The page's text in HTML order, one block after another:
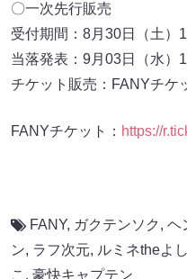
〇一次先行販売
受付期間：8月30日（土）
当落発表：9月03日（水）
チケット販売：FANYチケ
FANYチケット： https://
FANY, ガクテンソク , ヘ
ン, ラフ次元, ルミネtheよ
こ , 豪快キャプテン